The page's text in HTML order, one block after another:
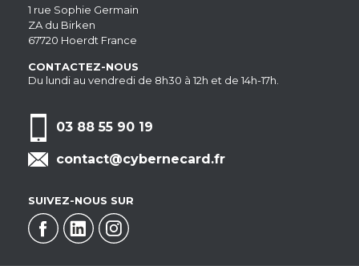
1 rue Sophie Germain
ZA du Birken
67720 Hoerdt France
CONTACTEZ-NOUS
Du lundi au vendredi de 8h30 à 12h et de 14h-17h.
03 88 55 90 19
contact@cybernecard.fr
SUIVEZ-NOUS SUR